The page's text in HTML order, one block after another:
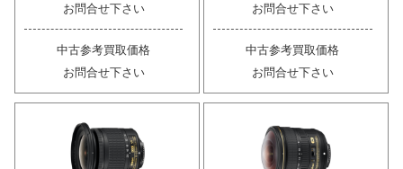
お問合せ下さい
中古参考買取価格
お問合せ下さい
お問合せ下さい
中古参考買取価格
お問合せ下さい